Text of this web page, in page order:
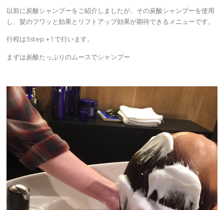
以前に炭酸シャンプーをご紹介しましたが、その炭酸シャンプーを使用
し、髪のフワッと効果とリフトアップ効果が期待できるメニューです。
行程は3step＋1 で行います。
まずは炭酸たっぷりのムースでシャンプー